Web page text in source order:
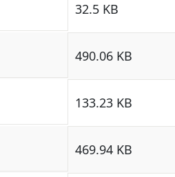
32.5 KB
490.06 KB
133.23 KB
469.94 KB